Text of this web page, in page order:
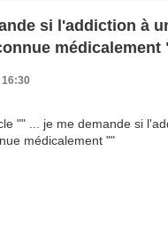
si l'addiction à
médicalement
16:30